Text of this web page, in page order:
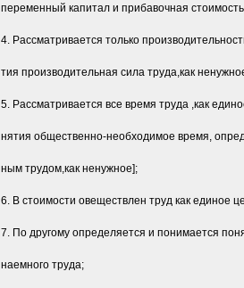
переменный капитал и прибавочная
4. Рассматривается только
тия производительная сила труда,как
5. Рассматривается все время труда ,как
нятия общественно-необходимое время,
ным трудом,как ненужное];
6. В стоимости овеществлен труд как единое
7. По другому определяется и понимается
наемного труда;